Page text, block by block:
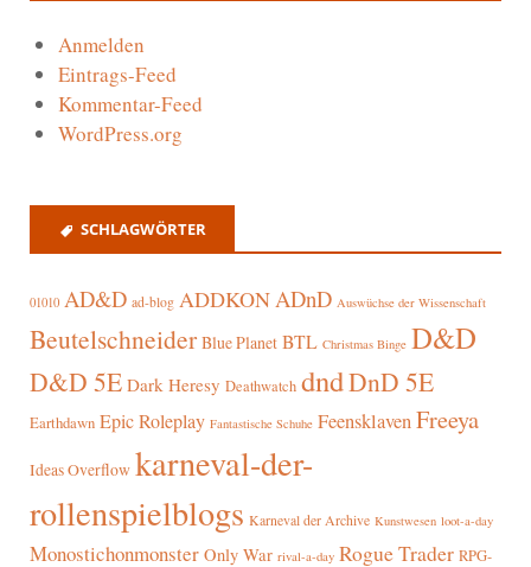
Anmelden
Eintrags-Feed
Kommentar-Feed
WordPress.org
SCHLAGWÖRTER
01010 AD&D ad-blog ADDKONADnD Auswüchse der Wissenschaft
Beutelschneider Blue Planet BTL Christmas Binge D&D
D&D 5E Dark Heresy Deathwatch dndDnD 5E
Earthdawn Epic Roleplay Fantastische Schuhe FeensklavenFreeya
Ideas Overflow karneval-der-
rollenspielblogs Karneval der Archive Kunstwesen loot-a-day
Monostichonmonster Only War rival-a-day Rogue Trader RPG-